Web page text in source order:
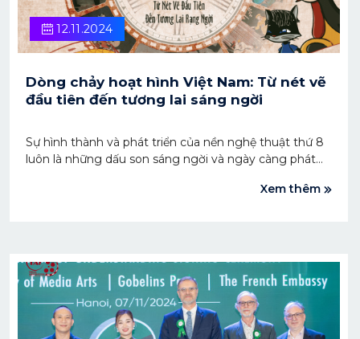
12.11.2024
Dòng chảy hoạt hình Việt Nam: Từ nét vẽ
đầu tiên đến tương lai sáng ngời
Sự hình thành và phát triển của nền nghệ thuật thứ 8
luôn là những dấu son sáng ngời và ngày càng phát
sĩ đầu tiên cho đến hành trình phát triển hiện nay đều
Xem thêm